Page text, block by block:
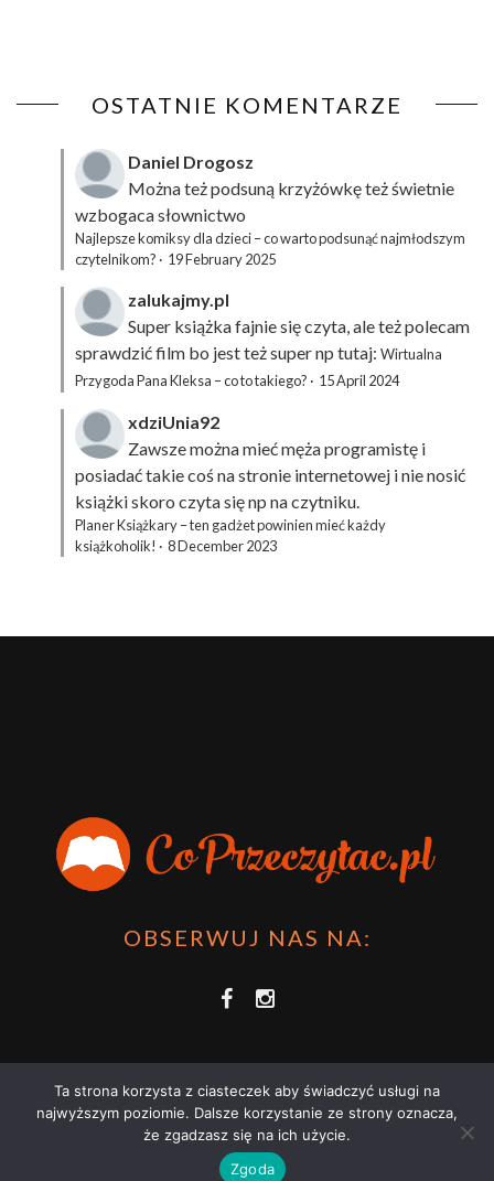
OSTATNIE KOMENTARZE
Daniel Drogosz
Można też podsuną krzyżówkęteż świetnie
wzbogaca słownictwo
Najlepsze komiksy dla dzieci – co warto podsunąć najmłodszym
czytelnikom? · 19 February 2025
zalukajmy.pl
Super książka fajnie się czyta, ale też polecam
sprawdzić film bo jest też super np tutaj: Wirtualna
Przygoda Pana Kleksa – co to takiego? · 15 April 2024
xdziUnia92
Zawsze można mieć męża programistę i
posiadać takie coś na stronie internetowej i nie nosić
książki skoro czyta się np na czytniku.
Planer Książkary – ten gadżet powinien mieć każdy
książkoholik! · 8 December 2023
OBSERWUJ NAS NA:
COPRZECZYTAĆ.PL 2021 | STRONA WYKORZYSTUJE PLIKI COOKIES |
POLITYKĄ PRYWATNOŚCI
Ta strona korzysta z ciasteczek aby świadczyć usługi na
najwyższym poziomie. Dalsze korzystanie ze strony oznacza,
że zgadzasz się na ich użycie.
Zgoda